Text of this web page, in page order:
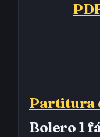
Partitura
Bolero 1